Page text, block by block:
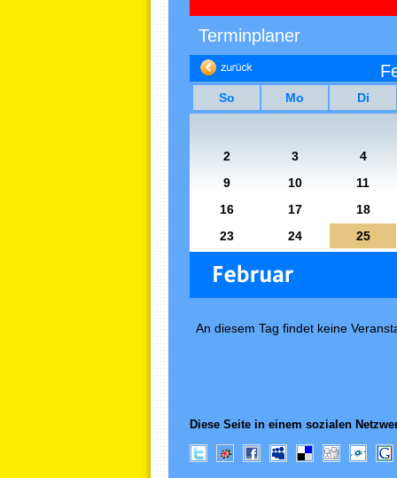
Terminplaner
So Mo Di
2 3
4
9
10
11
16
17
18
23
24 25
An diesem Tag findet keine
Diese Seite in einem sozialen